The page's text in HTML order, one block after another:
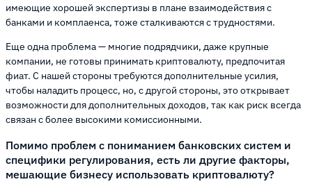
имеющие хорошей экспертизы в плане взаимодействия с
банками и комплаенса, тоже сталкиваются с трудностями.
Еще одна проблема — многие подрядчики, даже крупные
компании, не готовы принимать криптовалюту, предпочитая
фиат. С нашей стороны требуются дополнительные усилия,
чтобы наладить процесс, но, с другой стороны, это открывает
возможности для дополнительных доходов, так как риск всегда
связан с более высокими комиссионными.
Помимо проблем с пониманием банковских систем и
специфики регулирования, есть ли другие факторы,
мешающие бизнесу использовать криптовалюту?